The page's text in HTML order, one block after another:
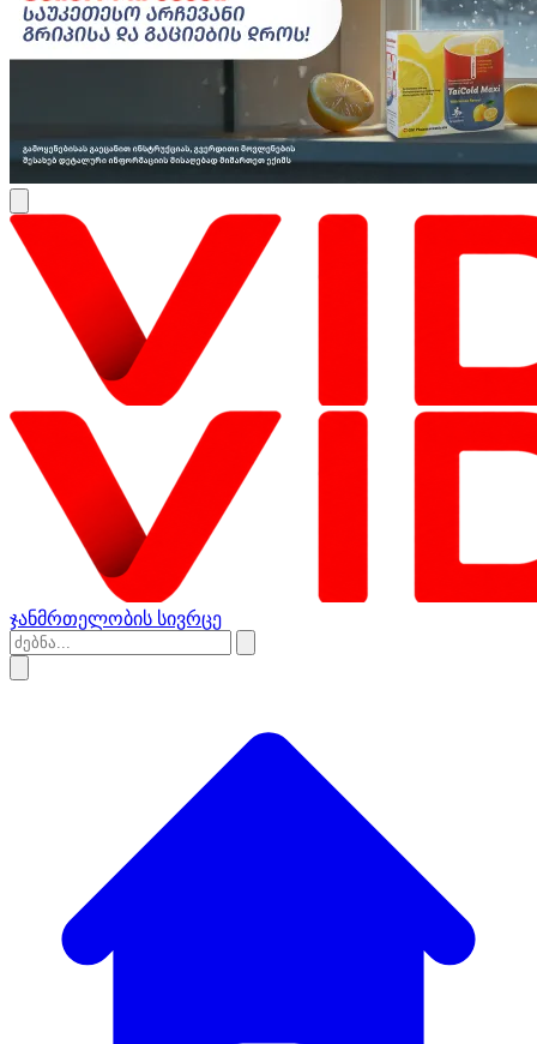
ჯანმრთელობის სივრცე